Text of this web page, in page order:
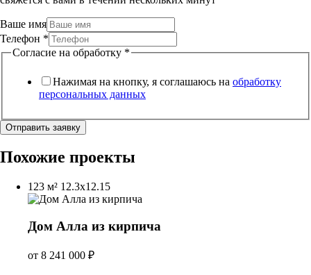
Ваше имя
Телефон *
Согласие на обработку *
Нажимая на кнопку, я соглашаюсь на обработку
персональных данных
Отправить заявку
Похожие проекты
123 м² 12.3х12.15
Дом Алла из кирпича
от 8 241 000 ₽